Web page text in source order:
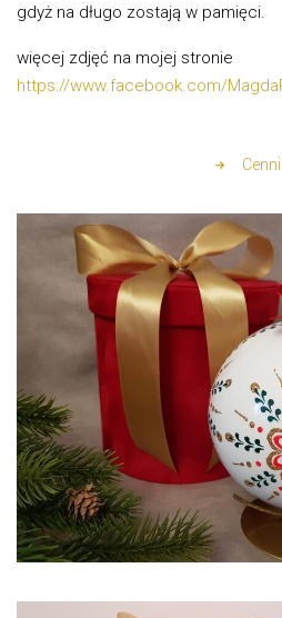
gdyż na długo zostają w pamięci.
więcej zdjęć na mojej stronie
https://www.facebook.com/